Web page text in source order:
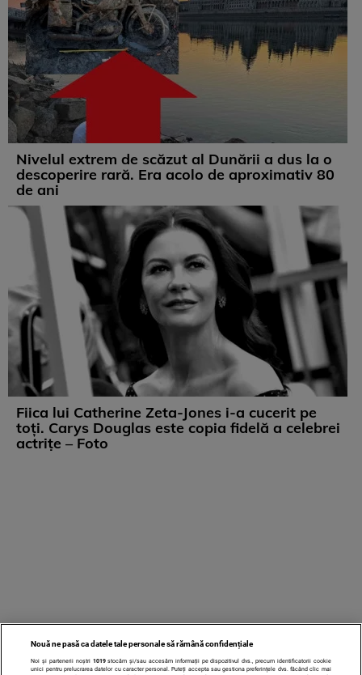
Nivelul extrem de scăzut al Dunării a dus la o
descoperire rară. Era acolo de aproximativ 80
de ani
Fiica lui Catherine Zeta-Jones i-a cucerit pe
toți. Carys Douglas este copia fidelă a celebrei
actrițe – Foto
Nouă ne pasă ca datele tale personale să rămână confidențiale
Noi și partenerii noștri 1019stocăm și/sau accesăm informații pe dispozitivul dvs., precum identificatorii cookie
unici pentru prelucrarea datelor cu caracter personal. Puteți accepta sau gestiona preferințele dvs. făcând clic mai